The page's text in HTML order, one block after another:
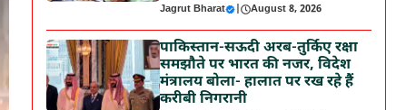
Jagrut Bharat | August 8, 2026
पाकिस्तान-सऊदी अरब-तुर्किए रक्षा
समझौते पर भारत की नजर, विदेश
मंत्रालय बोला- हालात पर रख रहे हैं
करीबी निगरानी